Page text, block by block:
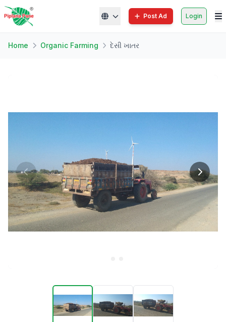
Post Ad Login
Home Organic Farming દેસી ખાતર